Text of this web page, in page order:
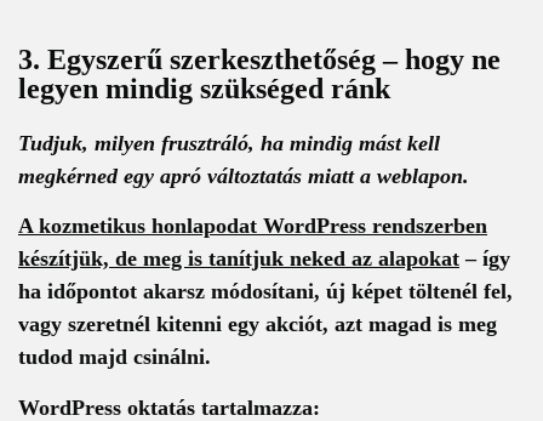
3. Egyszerű szerkeszthetőség – hogy ne
legyen mindig szükséged ránk
Tudjuk, milyen frusztráló, ha mindig mást kell
megkérned egy apró változtatás miatt a weblapon.
A kozmetikus honlapodat WordPress rendszerben
készítjük, de meg is tanítjuk neked az alapokat – így
ha időpontot akarsz módosítani, új képet töltenél fel,
vagy szeretnél kitenni egy akciót, azt magad is meg
tudod majd csinálni.
WordPress oktatás tartalmazza: